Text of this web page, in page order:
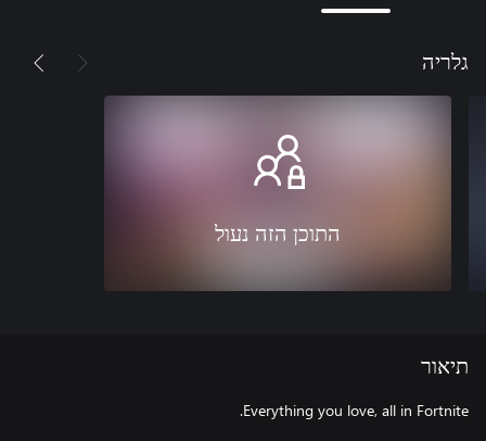
גלריה
התוכן הזה נעול
תיאור